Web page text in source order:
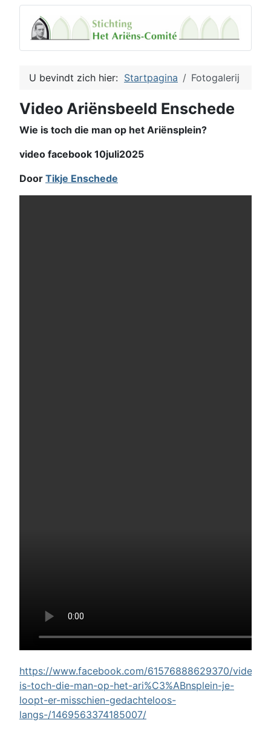
U bevindt zich hier: Startpagina Fotogalerij
Video Ariënsbeeld Enschede
Wie is toch die man op het Ariënsplein?
video facebook 10juli2025
Door Tikje Enschede
https://www.facebook.com/61576888629370/videos/
is-toch-die-man-op-het-ari%C3%ABnsplein-je-
loopt-er-misschien-gedachteloos-
langs-/1469563374185007/